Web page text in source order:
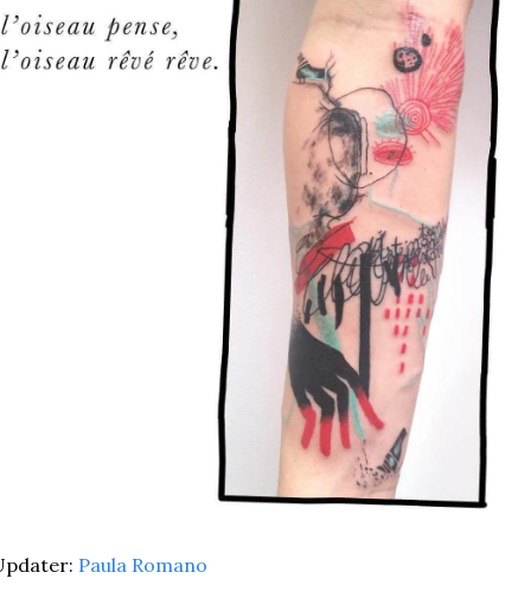
Paula Romano